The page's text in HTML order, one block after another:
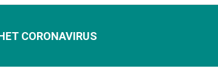
CORONAVIRUS